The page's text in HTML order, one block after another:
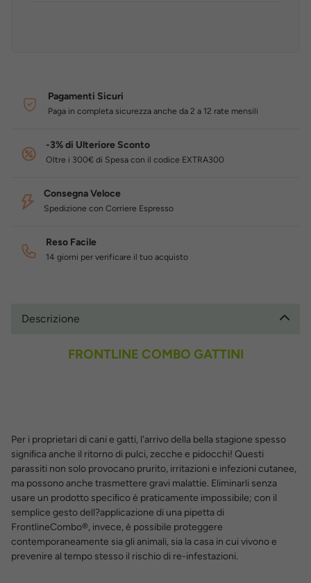
Pagamenti Sicuri
Paga in completa sicurezza anche da 2 a 12 rate mensili
-3% di Ulteriore Sconto
Oltre i 300€ di Spesa con il codice EXTRA300
Consegna Veloce
Spedizione con Corriere Espresso
Reso Facile
14 giorni per verificare il tuo acquisto
Descrizione
FRONTLINE COMBO GATTINI
Per i proprietari di cani e gatti, l'arrivo della bella stagione spesso
signiﬁca anche il ritorno di pulci, zecche e pidocchi! Questi
parassiti non solo provocano prurito, irritazioni e infezioni cutanee,
ma possono anche trasmettere gravi malattie. Eliminarli senza
usare un prodotto speciﬁco è praticamente impossibile; con il
semplice gesto dell?applicazione di una pipetta di
FrontlineCombo®, invece, è possibile proteggere
contemporaneamente sia gli animali, sia la casa in cui vivono e
prevenire al tempo stesso il rischio di re-infestazioni.